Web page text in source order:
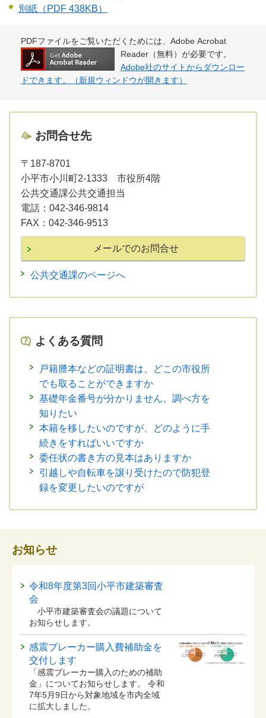
別紙 （PDF 438KB）
PDFファイルをご覧いただくためには、Adobe Acrobat
Reader（無料）が必要です。
Adobe社のサイトからダウンロー
ドできます。（新規ウィンドウが開きます）
お問合せ先
〒187-8701
小平市小川町2-1333 市役所4階
公共交通課公共交通担当
電話： 042-346-9814
FAX： 042-346-9513
公共交通課のページへ
よくある質問
戸籍謄本などの証明書は、どこの市役所
でも取ることができますか
基礎年金番号が分かりません。調べ方を
知りたい
本籍を移したいのですが、どのように手
続きをすればいいですか
委任状の書き方の見本はありますか
引越しや自転車を譲り受けたので防犯登
録を変更したいのですが
お知らせ
令和8年度第3回小平市建築審査
会
小平市建築審査会の議題について
お知らせします。
感震ブレーカー購入費補助金を
交付します
「感震ブレーカー購入のための補助
金」についてお知らせします。 令和
7年5月9日から対象地域を市内全域
に拡大しました。